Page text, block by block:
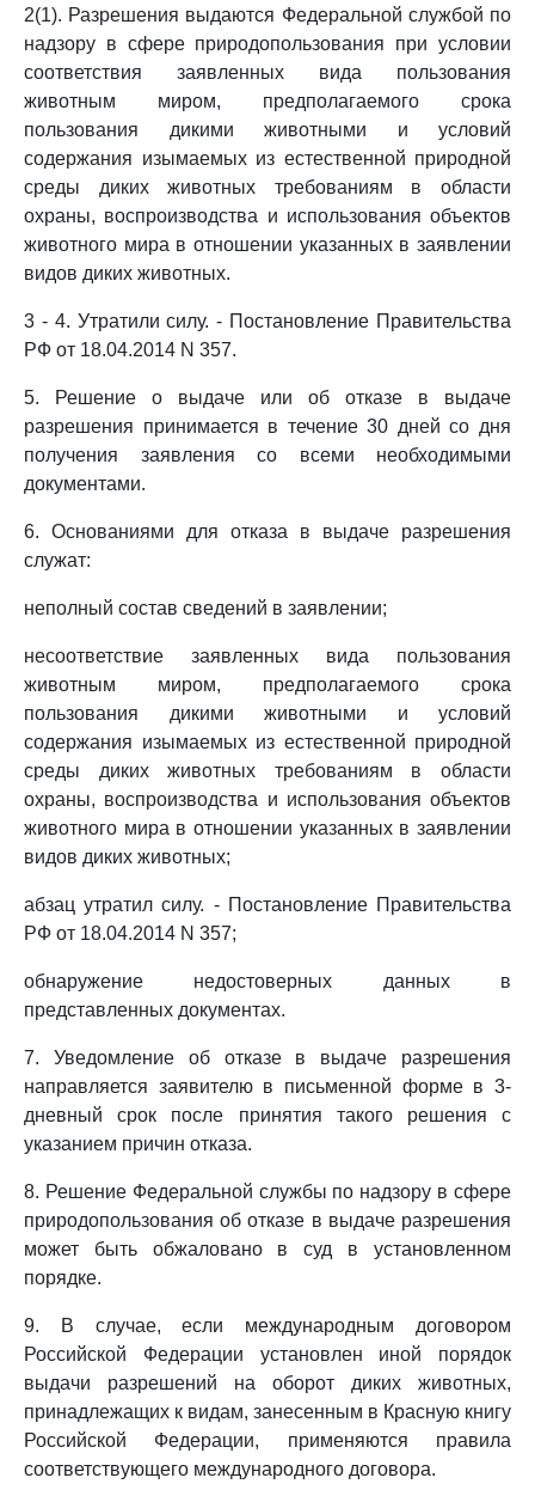
2(1). Разрешения выдаются Федеральной службой по
надзору в сфере природопользования при условии
соответствия заявленных вида пользования
животным миром, предполагаемого срока
пользования дикими животными и условий
содержания изымаемых из естественной природной
среды диких животных требованиям в области
охраны, воспроизводства и использования объектов
животного мира в отношении указанных в заявлении
видов диких животных.
3 - 4. Утратили силу. - Постановление Правительства
РФ от 18.04.2014 N 357.
5. Решение о выдаче или об отказе в выдаче
разрешения принимается в течение 30 дней со дня
получения заявления со всеми необходимыми
документами.
6. Основаниями для отказа в выдаче разрешения
служат:
неполный состав сведений в заявлении;
несоответствие заявленных вида пользования
животным миром, предполагаемого срока
пользования дикими животными и условий
содержания изымаемых из естественной природной
среды диких животных требованиям в области
охраны, воспроизводства и использования объектов
животного мира в отношении указанных в заявлении
видов диких животных;
абзац утратил силу. - Постановление Правительства
РФ от 18.04.2014 N 357;
обнаружение недостоверных данных в
представленных документах.
7. Уведомление об отказе в выдаче разрешения
направляется заявителю в письменной форме в 3-
дневный срок после принятия такого решения с
указанием причин отказа.
8. Решение Федеральной службы по надзору в сфере
природопользования об отказе в выдаче разрешения
может быть обжаловано в суд в установленном
порядке.
9. В случае, если международным договором
Российской Федерации установлен иной порядок
выдачи разрешений на оборот диких животных,
принадлежащих к видам, занесенным в Красную книгу
Российской Федерации, применяются правила
соответствующего международного договора.